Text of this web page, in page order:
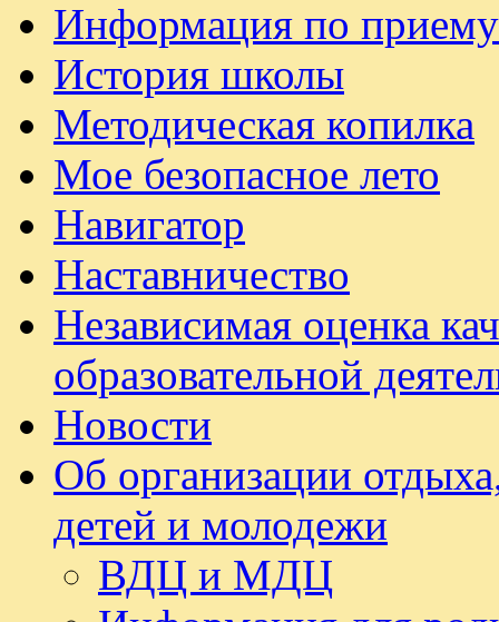
Информация по
История школы
Методическая копилка
Мое безопасное лето
Навигатор
Наставничество
Независимая оценка
образовательной
Новости
Об организации
детей и молодежи
ВДЦ и МДЦ